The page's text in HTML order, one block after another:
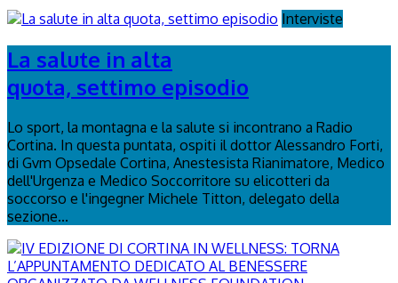
Interviste
La salute in alta
quota, settimo episodio
Lo sport, la montagna e la salute si incontrano a Radio
Cortina. In questa puntata, ospiti il dottor Alessandro Forti,
di Gvm Opsedale Cortina, Anestesista Rianimatore, Medico
dell'Urgenza e Medico Soccorritore su elicotteri da
soccorso e l'ingegner Michele Titton, delegato della
sezione...